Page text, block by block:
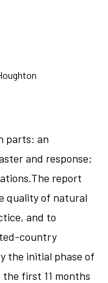
parts: an
and response;
report
quality of natural
and to
country
the initial phase of
first 11 months